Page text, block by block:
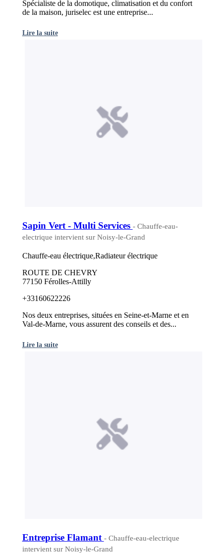
Spécialiste de la domotique, climatisation et du confort
de la maison, juriselec est une entreprise...
Lire la suite
Sapin Vert - Multi Services - Chauffe-eau-
electrique intervient sur Noisy-le-Grand
Chauffe-eau électrique,Radiateur électrique
ROUTE DE CHEVRY
77150 Férolles-Attilly
+33160622226
Nos deux entreprises, situées en Seine-et-Marne et en
Val-de-Marne, vous assurent des conseils et des...
Lire la suite
Entreprise Flamant - Chauffe-eau-electrique
intervient sur Noisy-le-Grand